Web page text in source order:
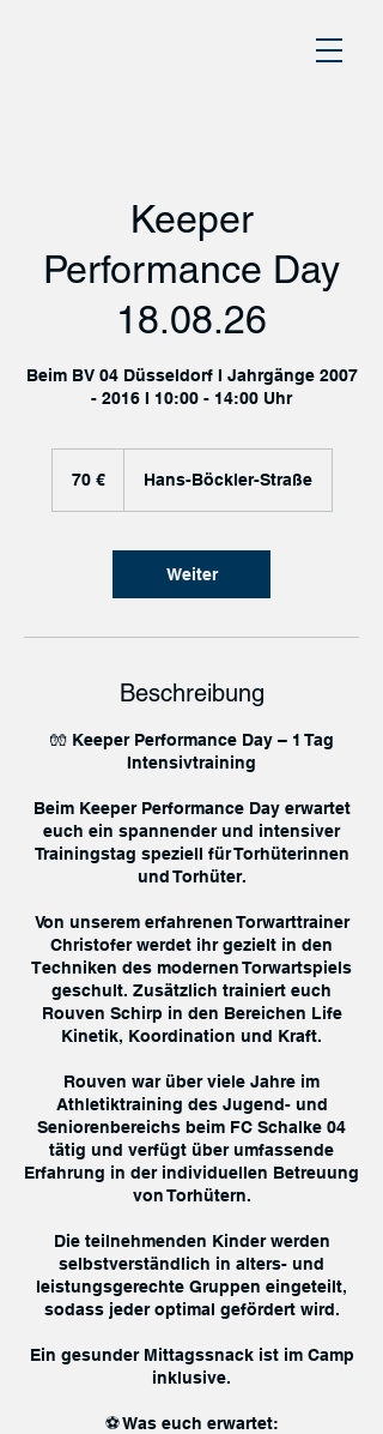
Keeper
Performance Day
18.08.26
Beim BV 04 Düsseldorf I Jahrgänge 2007
- 2016 I 10:00 - 14:00 Uhr
70 € Hans-Böckler-Straße
Weiter
Beschreibung
🧤 Keeper Performance Day – 1 Tag
Intensivtraining
Beim Keeper Performance Day erwartet
euch ein spannender und intensiver
Trainingstag speziell für Torhüterinnen
und Torhüter.
Von unserem erfahrenen Torwarttrainer
Christofer werdet ihr gezielt in den
Techniken des modernen Torwartspiels
geschult. Zusätzlich trainiert euch
Rouven Schirp in den Bereichen Life
Kinetik, Koordination und Kraft.
Rouven war über viele Jahre im
Athletiktraining des Jugend- und
Seniorenbereichs beim FC Schalke 04
tätig und verfügt über umfassende
Erfahrung in der individuellen Betreuung
von Torhütern.
Die teilnehmenden Kinder werden
selbstverständlich in alters- und
leistungsgerechte Gruppen eingeteilt,
sodass jeder optimal gefördert wird.
Ein gesunder Mittagssnack ist im Camp
inklusive.
⚽ Was euch erwartet: